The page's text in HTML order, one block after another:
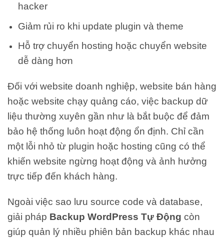
hacker
Giảm rủi ro khi update plugin và theme
Hỗ trợ chuyển hosting hoặc chuyển website
dễ dàng hơn
Đối với website doanh nghiệp, website bán hàng
hoặc website chạy quảng cáo, việc backup dữ
liệu thường xuyên gần như là bắt buộc để đảm
bảo hệ thống luôn hoạt động ổn định. Chỉ cần
một lỗi nhỏ từ plugin hoặc hosting cũng có thể
khiến website ngừng hoạt động và ảnh hưởng
trực tiếp đến khách hàng.
Ngoài việc sao lưu source code và database,
giải pháp Backup WordPress Tự Động còn
giúp quản lý nhiều phiên bản backup khác nhau